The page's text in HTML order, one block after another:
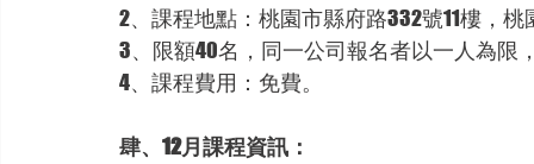
2、課程地點：桃園市縣府路332號11樓，
3、限額40名，同一公司報名者以一人為限
4、課程費用：免費。
肆、12月課程資訊：